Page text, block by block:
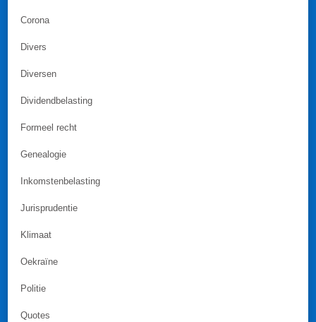
Corona
Divers
Diversen
Dividendbelasting
Formeel recht
Genealogie
Inkomstenbelasting
Jurisprudentie
Klimaat
Oekraïne
Politie
Quotes